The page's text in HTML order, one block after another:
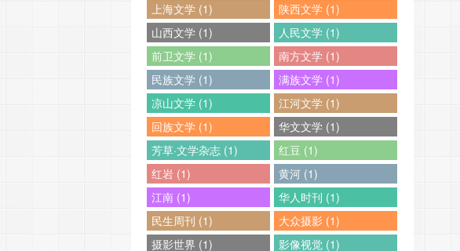
上海文学 (1)
陕西文学 (1)
山西文学 (1)
人民文学 (1)
前卫文学 (1)
南方文学 (1)
民族文学 (1)
满族文学 (1)
凉山文学 (1)
江河文学 (1)
回族文学 (1)
华文文学 (1)
芳草·文学杂志 (1)
红豆 (1)
红岩 (1)
黄河 (1)
江南 (1)
华人时刊 (1)
民生周刊 (1)
大众摄影 (1)
摄影世界 (1)
影像视觉 (1)